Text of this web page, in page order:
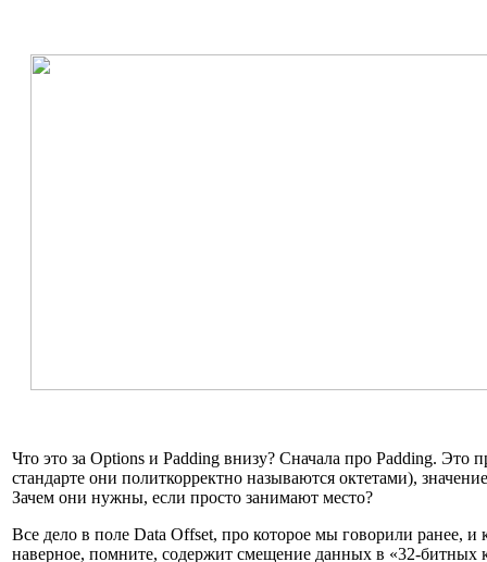
Что это за Options и Padding внизу? Сначала про Padding. Это
стандарте они политкорректно называются октетами),
Зачем они нужны, если просто занимают место?
Все дело в поле Data Offset, про которое мы говорили ранее, и
наверное, помните, содержит смещение данных в «32-битных